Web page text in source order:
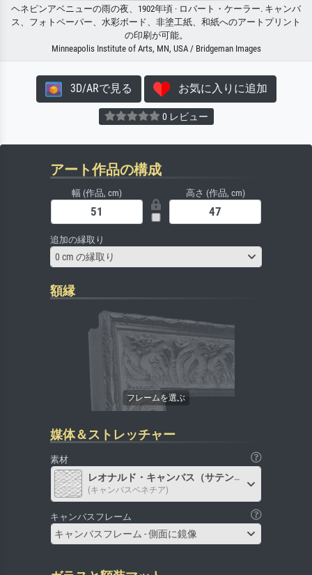
ヘネピンアベニューの雨の夜、1902年頃 · ロバート・ケーラー. キャンバ
ス、フォトペーパー、水彩ボード、非塗工紙、和紙へのアートプリント
の印刷が可能。
Minneapolis Institute of Arts, MN, USA / Bridgeman Images
3D/ARで見る お気に入りに追加
0 レビュー
アート作品の構成
幅 (作品, cm) 高さ (作品, cm)
追加の縁取り
0 cm の縁取り
額縁
媒体＆ストレッチャー
素材
レオナルド・キャンバス（サテン）
(キャンバスベネチア)
キャンバスフレーム
キャンバスフレーム - 側面に鏡像